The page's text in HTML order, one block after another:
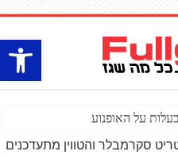
פתח
על האופנוע
סקרמבלר והטווין מתעדכנים